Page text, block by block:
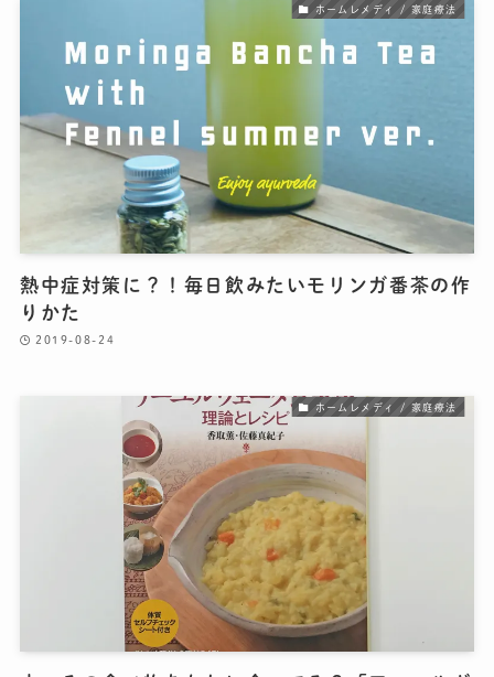
ホームレメディ / 家庭療法
熱中症対策に？！毎日飲みたいモリンガ番茶の作
りかた
2019-08-24
ホームレメディ / 家庭療法